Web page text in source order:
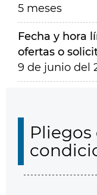
5 meses
Fecha y hora
ofertas o
9 de junio del
Pliegos